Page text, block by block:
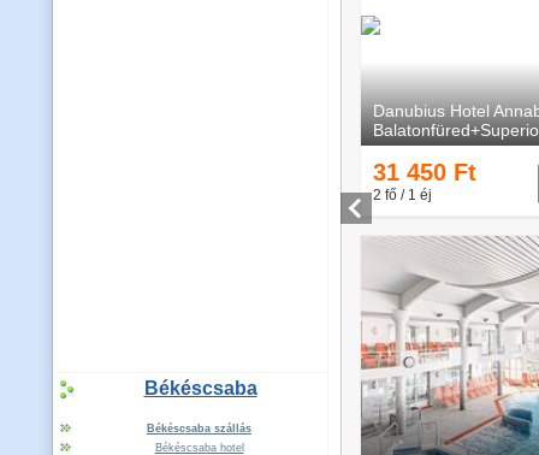
Békéscsaba
Békéscsaba szállás
Békéscsaba hotel